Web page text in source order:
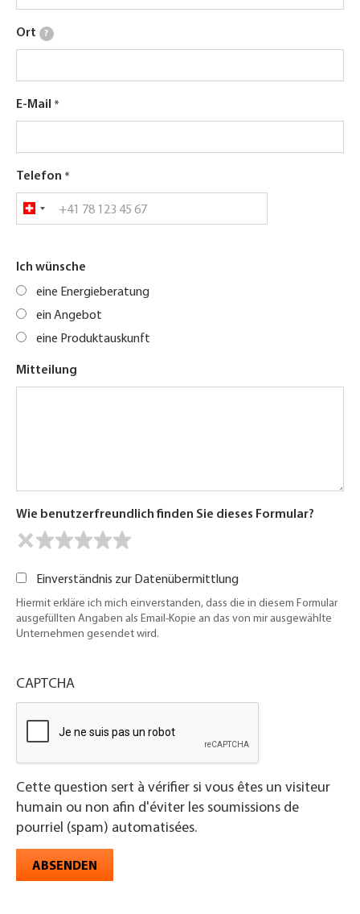
Ort ?
E-Mail
Telefon
Ich wünsche
eine Energieberatung
ein Angebot
eine Produktauskunft
Mitteilung
Wie benutzerfreundlich finden Sie dieses Formular?
Einverständnis zur Datenübermittlung
Hiermit erkläre ich mich einverstanden, dass die in diesem Formular
ausgefüllten Angaben als Email-Kopie an das von mir ausgewählte
Unternehmen gesendet wird.
CAPTCHA
Cette question sert à vérifier si vous êtes un visiteur
humain ou non afin d'éviter les soumissions de
pourriel (spam) automatisées.
ABSENDEN